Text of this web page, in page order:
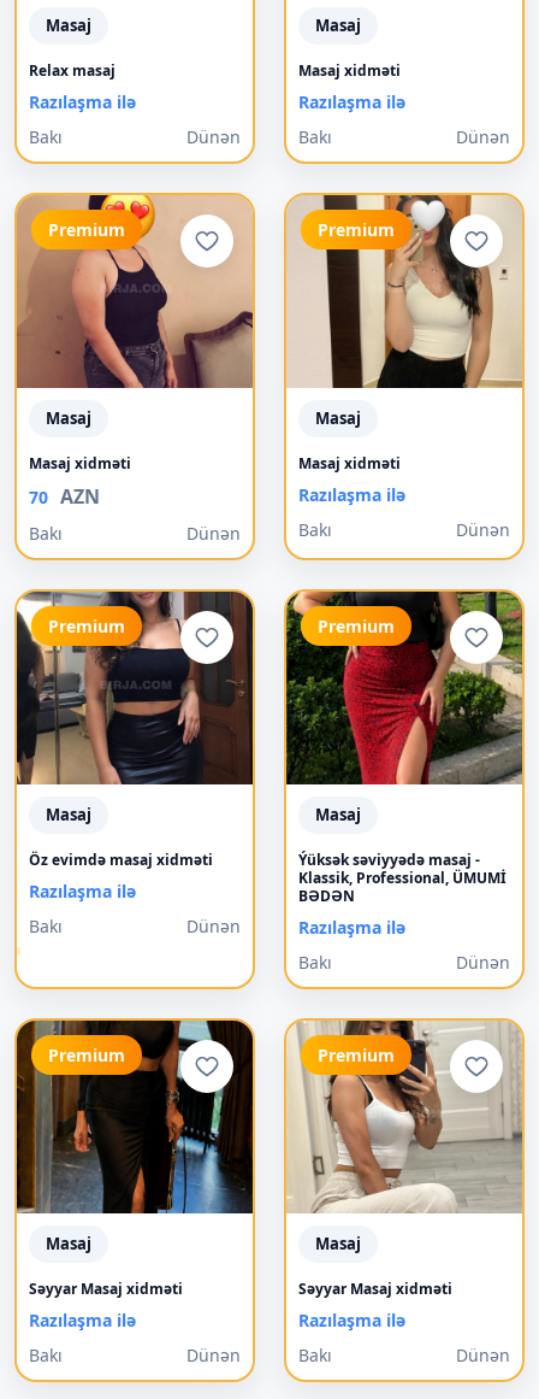
Masaj
Relax masaj
Razılaşma ilə
Bakı
Dünən
Masaj
Masaj xidməti
Razılaşma ilə
Bakı
Dünən
Premium
Masaj
Masaj xidməti
70 AZN
Bakı Dünən
Premium
Masaj
Masaj xidməti
Razılaşma ilə
Bakı
Dünən
Premium
Masaj
Öz evimdə masaj xidməti
Razılaşma ilə
Bakı
Dünən
Premium
Masaj
Ýüksək səviyyədə masaj -
Klassik, Professional, ÜMUMİ
BƏDƏN
Razılaşma ilə
Bakı
Dünən
Premium
Masaj
Səyyar Masaj xidməti
Razılaşma ilə
Bakı
Dünən
Premium
Masaj
Səyyar Masaj xidməti
Razılaşma ilə
Bakı
Dünən